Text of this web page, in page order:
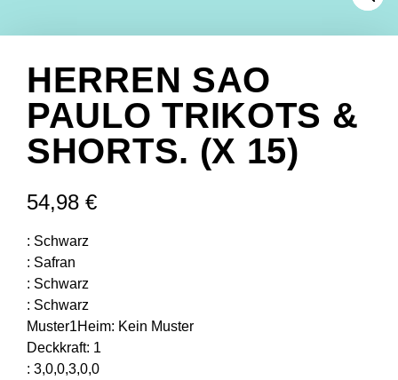
HERREN SAO
PAULO TRIKOTS &
SHORTS. (X 15)
54,98 €
: Schwarz
: Safran
: Schwarz
: Schwarz
Muster1Heim: Kein Muster
Deckkraft: 1
: 3,0,0,3,0,0